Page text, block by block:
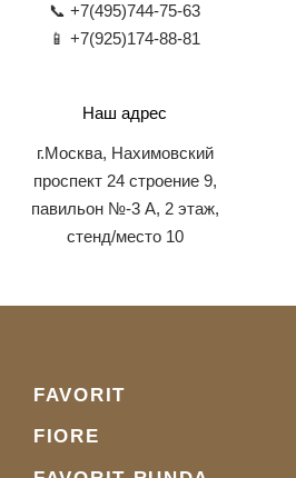
📞 +7(495)744-75-63
📱 +7(925)174-88-81
Наш адрес
г.Москва, Нахимовский
проспект 24 строение 9,
павильон №-3 А, 2 этаж,
стенд/место 10
FAVORIT
FIORE